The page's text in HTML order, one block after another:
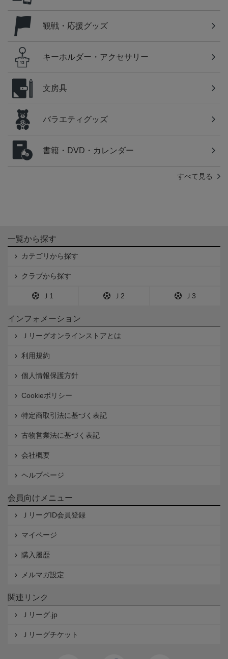
観戦・応援グッズ
キーホルダー・アクセサリー
文房具
バラエティグッズ
書籍・DVD・カレンダー
すべて見る
一覧から探す
カテゴリから探す
クラブから探す
Ｊ1 Ｊ2 Ｊ3
インフォメーション
Ｊリーグオンラインストアとは
利用規約
個人情報保護方針
Cookieポリシー
特定商取引法に基づく表記
古物営業法に基づく表記
会社概要
ヘルプページ
会員向けメニュー
ＪリーグID会員登録
マイページ
購入履歴
メルマガ設定
関連リンク
Ｊリーグ.jp
Ｊリーグチケット